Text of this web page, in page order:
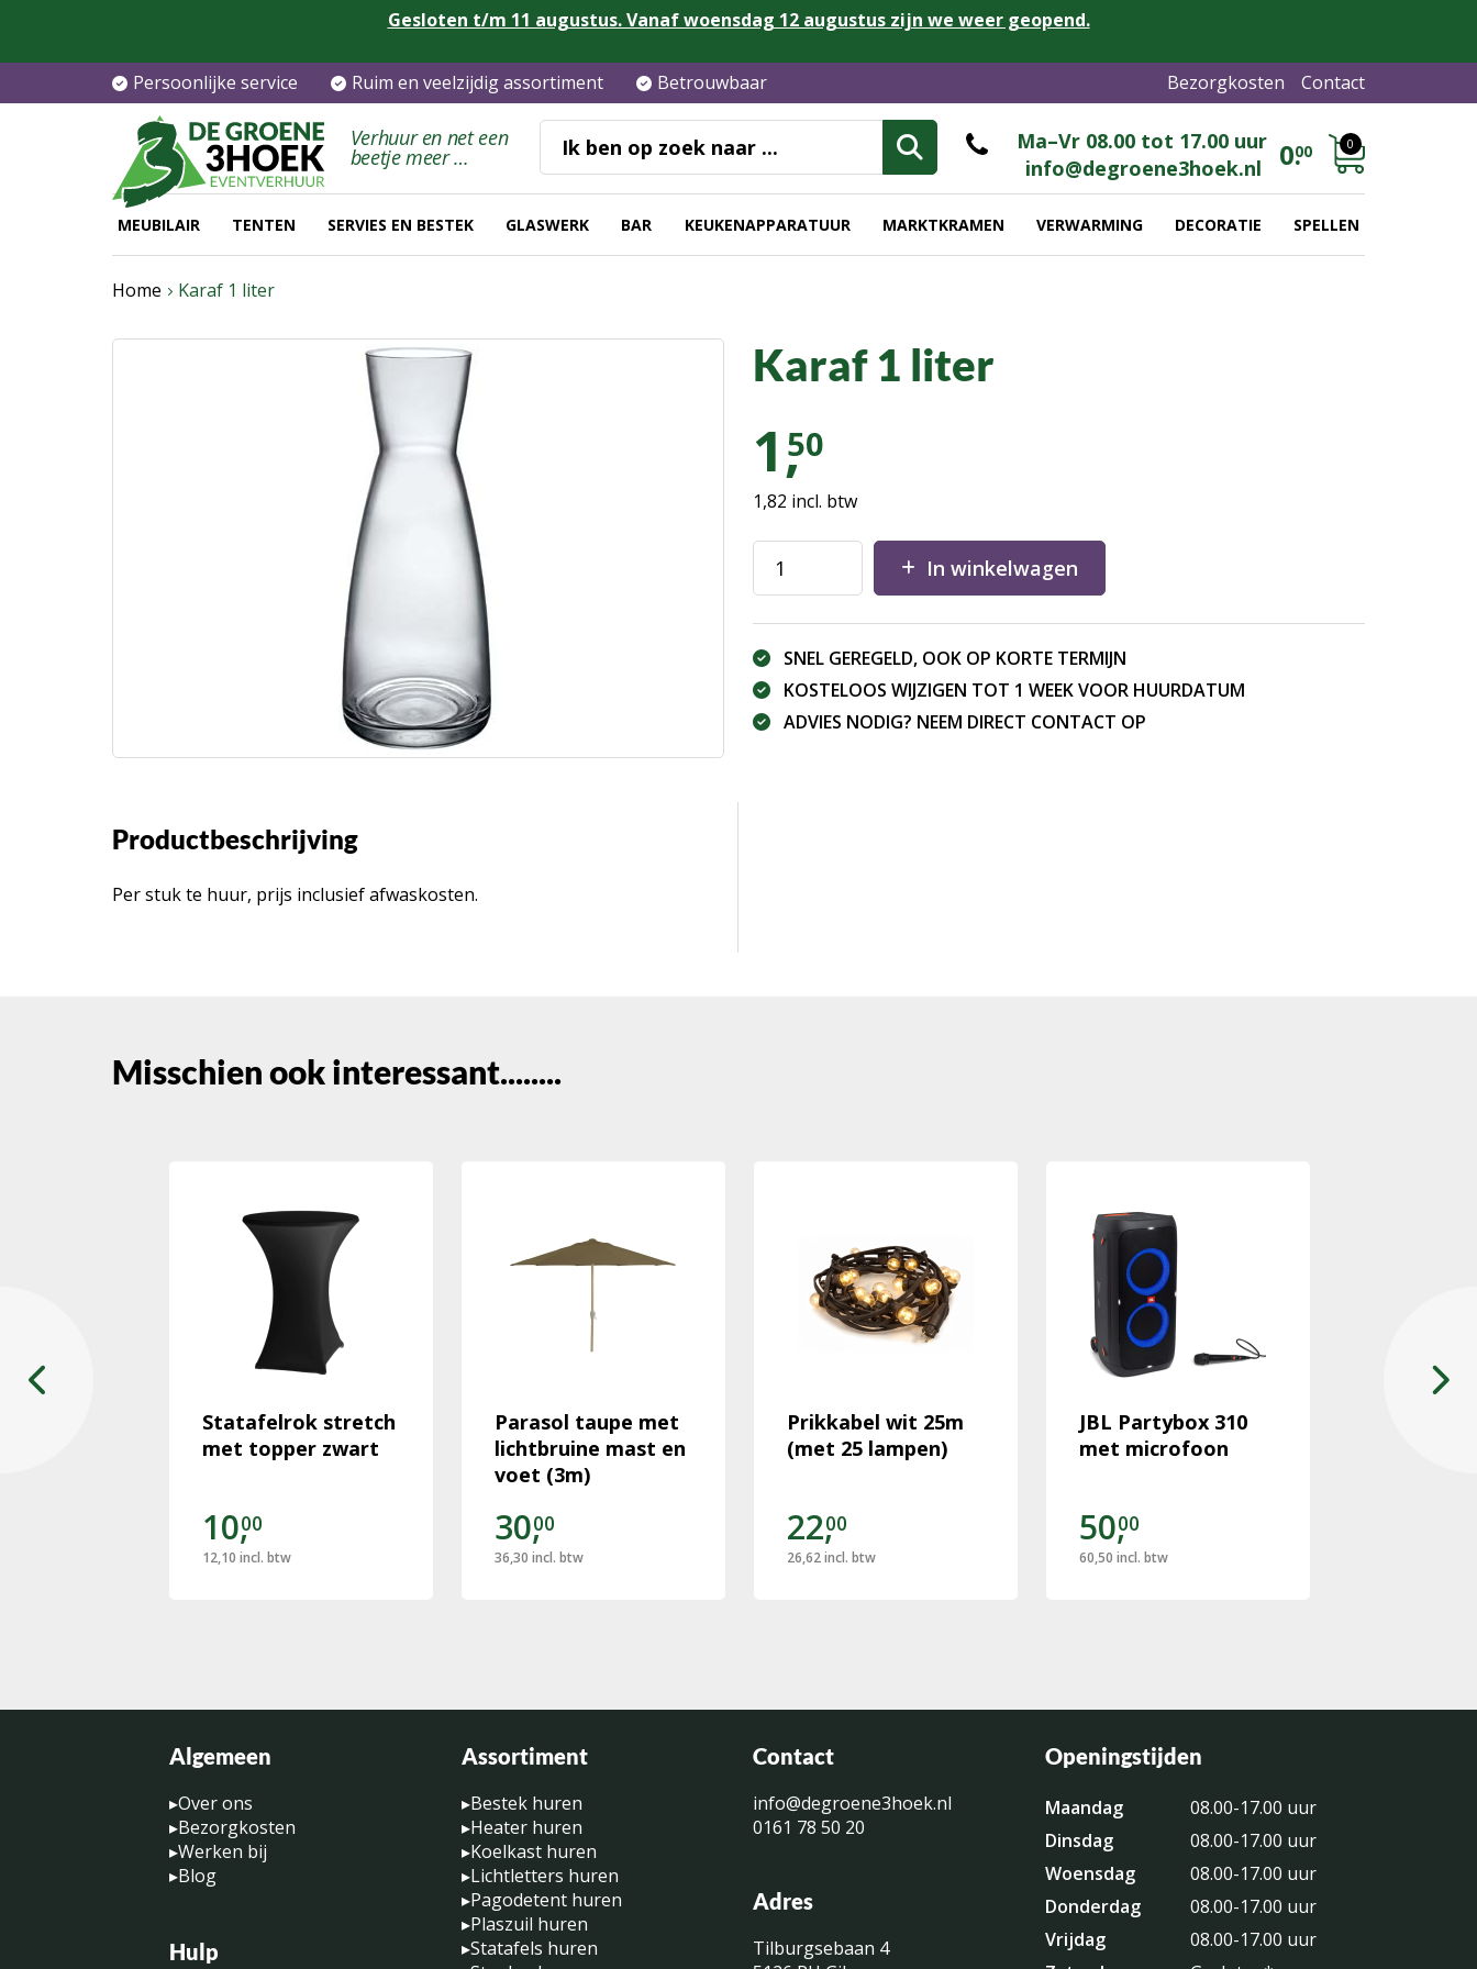
Gesloten t/m 11 augustus. Vanaf woensdag 12 augustus zijn we weer geopend.
Persoonlijke service Ruim en veelzijdig assortiment Betrouwbaar Bezorgkosten Contact
Verhuur en net een
beetje meer …
Ma–Vr 08.00 tot 17.00 uur
info@degroene3hoek.nl
0.00 0
MEUBILAIR TENTEN SERVIES EN BESTEK GLASWERK BAR KEUKENAPPARATUUR MARKTKRAMEN VERWARMING DECORATIE SPELLEN
Home Karaf 1 liter
Karaf 1 liter
1,50
1,82 incl. btw
In winkelwagen
SNEL GEREGELD, OOK OP KORTE TERMIJN
KOSTELOOS WIJZIGEN TOT 1 WEEK VOOR HUURDATUM
ADVIES NODIG? NEEM DIRECT CONTACT OP
Productbeschrijving
Per stuk te huur, prijs inclusief afwaskosten.
Misschien ook interessant........
Statafelrok stretch
met topper zwart
10,00
12,10 incl. btw
Parasol taupe met
lichtbruine mast en
voet (3m)
30,00
36,30 incl. btw
Prikkabel wit 25m
(met 25 lampen)
22,00
26,62incl. btw
JBL Partybox 310
met microfoon
50,00
60,50 incl. btw
Algemeen
▸Over ons
▸Bezorgkosten
▸Werken bij
▸Blog
Hulp
Assortiment
▸Bestek huren
▸Heater huren
▸Koelkast huren
▸Lichtletters huren
▸Pagodetent huren
▸Plaszuil huren
▸Statafels huren
Contact
info@degroene3hoek.nl
0161 78 50 20
Adres
Tilburgsebaan 4
Openingstijden
Maandag
08.00-17.00 uur
Dinsdag
08.00-17.00 uur
Woensdag
08.00-17.00 uur
Donderdag
08.00-17.00 uur
Vrijdag
08.00-17.00 uur